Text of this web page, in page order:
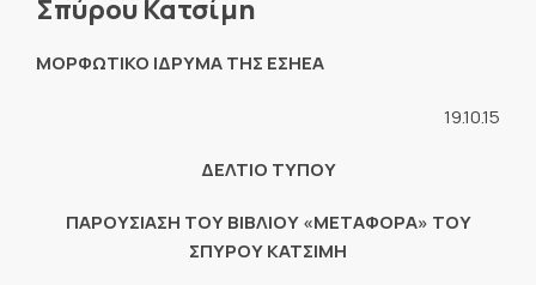
Σπύρου Κατσίμη
ΜΟΡΦΩΤΙΚΟ ΙΔΡΥΜΑ ΤΗΣ ΕΣΗΕΑ
19.10.15
ΔΕΛΤΙΟ ΤΥΠΟΥ
ΠΑΡΟΥΣΙΑΣΗ ΤΟΥ ΒΙΒΛΙΟΥ «ΜΕΤΑΦΟΡΑ» ΤΟΥ
ΣΠΥΡΟΥ ΚΑΤΣΙΜΗ